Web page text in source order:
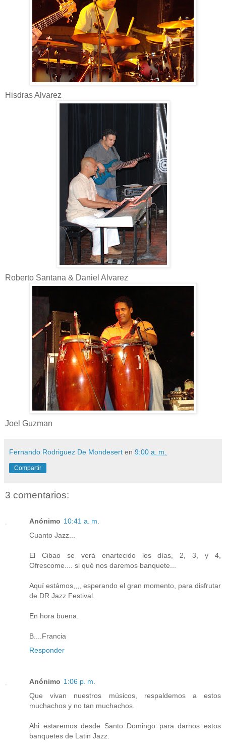
Hisdras Alvarez
Roberto Santana & Daniel Alvarez
Joel Guzman
Fernando Rodriguez De Mondesert en 9:00 a. m.
Compartir
3 comentarios:
Anónimo 10:41 a. m.
Cuanto Jazz...
El Cibao se verá enartecido los días, 2, 3, y 4,
Ofrescome.... si qué nos daremos banquete...
Aquí estámos,,,, esperando el gran momento, para disfrutar
de DR Jazz Festival.
En hora buena.
B....Francia
Responder
Anónimo 1:06 p. m.
Que vivan nuestros músicos, respaldemos a estos
muchachos y no tan muchachos.
Ahi estaremos desde Santo Domingo para darnos estos
banquetes de Latin Jazz.